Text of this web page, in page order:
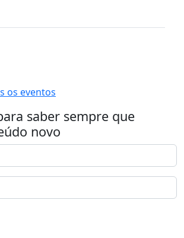
os eventos
saber sempre que
novo